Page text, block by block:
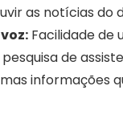
as notícias do
Facilidade de
de
informações